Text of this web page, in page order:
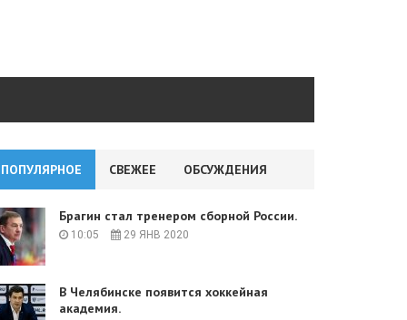
ПОПУЛЯРНОЕ СВЕЖЕЕ ОБСУЖДЕНИЯ
Брагин стал тренером сборной России.
10:05 29 ЯНВ 2020
В Челябинске появится хоккейная
академия.